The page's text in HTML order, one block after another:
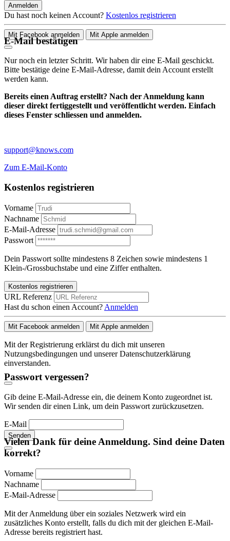
Anmelden
Du hast noch keinen Account? Kostenlos registrieren
Mit Facebook anmelden Mit Apple anmelden
E-Mail bestätigen
Nur noch ein letzter Schritt. Wir haben dir eine E-Mail geschickt.
Bitte bestätige deine E-Mail-Adresse, damit dein Account erstellt
werden kann.
Bereits einen Auftrag erstellt? Nach der Anmeldung kann
dieser direkt fertiggestellt und veröffentlicht werden. Einfach
dieses Fenster schliessen und anmelden.
support@knows.com
Zum E-Mail-Konto
Kostenlos registrieren
Vorname
Nachname
E-Mail-Adresse
Passwort
Dein Passwort sollte mindestens 8 Zeichen sowie mindestens 1
Klein-/Grossbuchstabe und eine Ziffer enthalten.
Kostenlos registrieren
URL Referenz
Hast du schon einen Account? Anmelden
Mit Facebook anmelden Mit Apple anmelden
Mit der Registrierung erklärst du dich mit unseren
Nutzungsbedingungen und unserer Datenschutzerklärung
einverstanden.
Passwort vergessen?
Gib deine E-Mail-Adresse ein, die deinem Konto zugeordnet ist.
Wir senden dir einen Link, um dein Passwort zurückzusetzen.
E-Mail
Senden
Vielen Dank für deine Anmeldung. Sind deine Daten
korrekt?
Vorname
Nachname
E-Mail-Adresse
Mit der Anmeldung über ein soziales Netzwerk wird ein
zusätzliches Konto erstellt, falls du dich mit der gleichen E-Mail-
Adresse bereits registriert hast.